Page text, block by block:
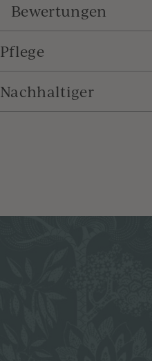
Bewertungen
Pflege
Nachhaltiger